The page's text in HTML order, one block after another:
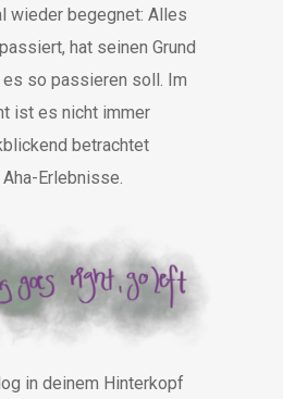
wieder begegnet: Alles
hat seinen Grund
so passieren soll. Im
ist es nicht immer
betrachtet
Erlebnisse.
in deinem Hinterkopf